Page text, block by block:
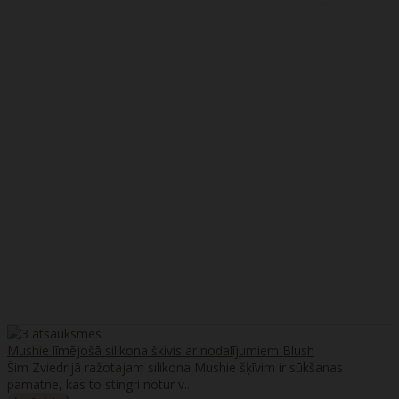
Mushie līmējošā silikona škivis ar nodalījumiem Blush
Šim Zviedrijā ražotajam silikona Mushie šķīvim ir sūkšanas
pamatne, kas to stingri notur v..